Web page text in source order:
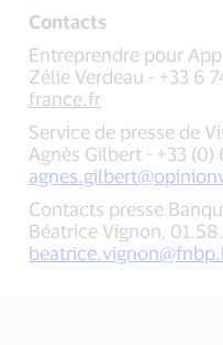
Contacts
Entreprendre pour
Zélie Verdeau - +33 6
france.fr
Service de presse de
Agnès Gilbert - +33 (0)
Contacts presse
Béatrice Vignon,